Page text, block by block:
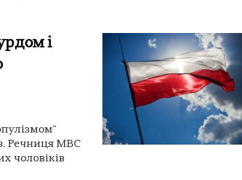
і
Речниця МВС
чоловіків